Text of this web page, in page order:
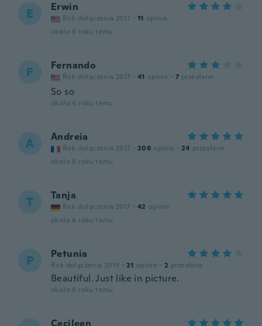
E Erwin
Rok dołączenia 2017 · 11 opinie
około 6 roku temu
F Fernando
Rok dołączenia 2017 · 41 opinie · 7 przesłane
So so
około 6 roku temu
A Andreia
Rok dołączenia 2017 · 208 opinie · 24 przesłane
około 6 roku temu
T Tanja
Rok dołączenia 2017 · 42 opinie
około 6 roku temu
P Petunia
Rok dołączenia 2019 · 21 opinie · 2 przesłane
Beautiful. Just like in picture.
około 6 roku temu
Cecileen